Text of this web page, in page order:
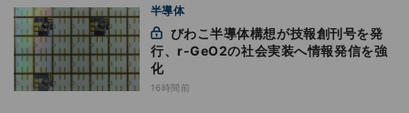
半導体
行、r-GeO2の社会実装へ情報発信を強
化
16時間前